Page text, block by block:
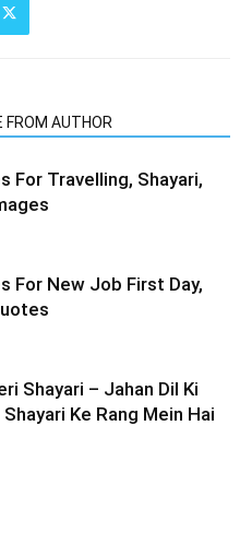
FROM AUTHOR
For Travelling, Shayari,
For New Job First Day,
Shayari – Jahan Dil Ki
Ke Rang Mein Hai